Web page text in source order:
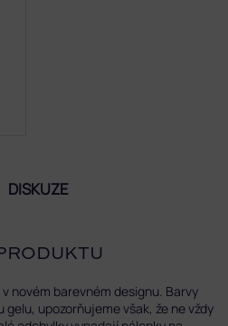
DISKUZE
novém barevném designu. Barvy
gelu, upozorňujeme však, že ne vždy